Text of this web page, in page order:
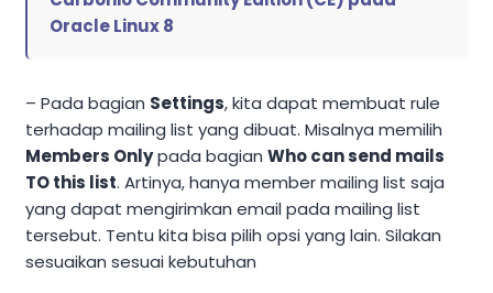
Oracle Linux 8
– Pada bagian Settings, kita dapat membuat rule
terhadap mailing list yang dibuat. Misalnya memilih
Members Onlypada bagian Who can send mails
TO this list. Artinya, hanya member mailing list saja
yang dapat mengirimkan email pada mailing list
tersebut. Tentu kita bisa pilih opsi yang lain. Silakan
sesuaikan sesuai kebutuhan